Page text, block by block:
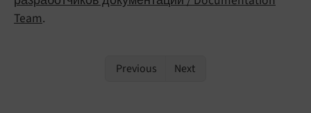
Team.
Previous Next